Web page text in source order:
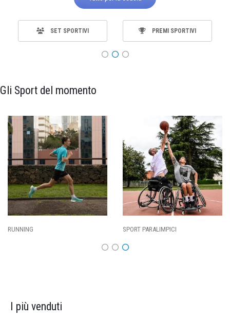
SET SPORTIVI PREMI SPORTIVI
Gli Sport del momento
SPORT PARALIMPICI CALCIO
I più venduti